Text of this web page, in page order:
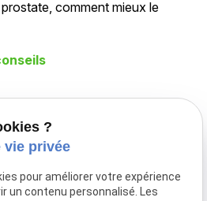
comment mieux le
26 25
DILBEEK
?
vie privée
pour améliorer votre expérience
un contenu personnalisé. Les